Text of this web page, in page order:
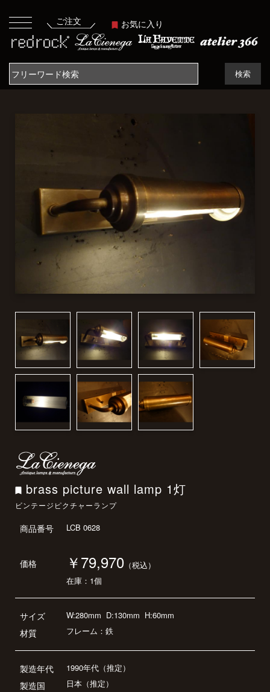
ご注文 お気に入り
検索
brass picture wall lamp 1灯
ビンテージピクチャーランプ
商品番号 LCB 0628
価格 ￥79,970 （税込）
在庫：1個
サイズ
材質
W:280mm D:130mm H:60mm
フレーム：鉄
製造年代
製造国
1990年代（推定）
日本（推定）